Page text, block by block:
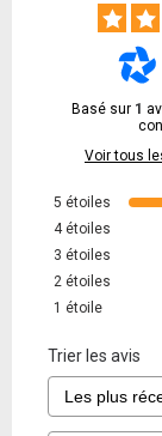
Basé sur 1
Voir tous
5 étoiles
4 étoiles
3 étoiles
2 étoiles
1 étoile
Trier les avis